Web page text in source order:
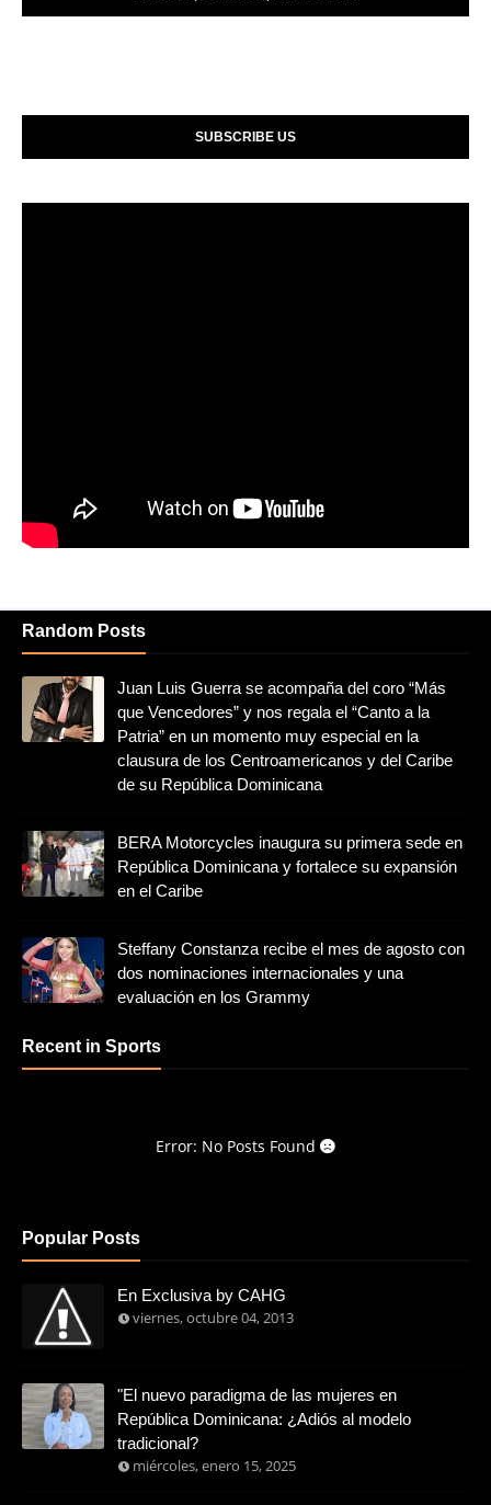
SUBSCRIBE US
Random Posts
Juan Luis Guerra se acompaña del coro “Más
que Vencedores” y nos regala el “Canto a la
Patria” en un momento muy especial en la
clausura de los Centroamericanos y del Caribe
de su República Dominicana
BERA Motorcycles inaugura su primera sede en
República Dominicana y fortalece su expansión
en el Caribe
Steffany Constanza recibe el mes de agosto con
dos nominaciones internacionales y una
evaluación en los Grammy
Recent in Sports
Error: No Posts Found
Popular Posts
En Exclusiva by CAHG
viernes, octubre 04, 2013
"El nuevo paradigma de las mujeres en
República Dominicana: ¿Adiós al modelo
tradicional?
miércoles, enero 15, 2025